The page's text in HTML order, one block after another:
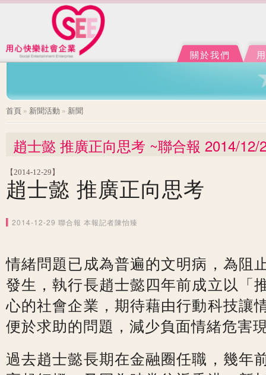
關於我們
您在這裡
首頁 » 新聞活動 » 新聞
趙士懿 推廣正向思考 ~聯合報 2014/12/
【2014-12-29】
趙士懿 推廣正向思考
2014-12-29 聯合報 本報記者陳怡臻
情緒問題已成為普遍的文明病，為阻
發生，執行長趙士懿四年前成立以「
心的社會企業，期待藉由行動科技讓
便於求助的問題，減少負面情緒危害
過去趙士懿長期在金融圈任職，幾年